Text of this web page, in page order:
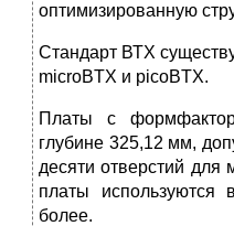
оптимизированную
Стандарт ВТХ
microBTX и picoBTX.
Платы с
глубине 325,12 мм,
десяти отверстий
платы
более.